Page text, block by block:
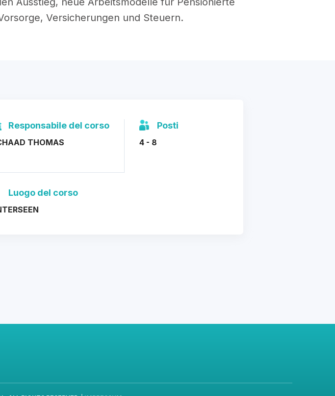
Versicherungen und Steuern.
Responsabile del corso
THOMAS
Posti
4 - 8
Luogo del corso